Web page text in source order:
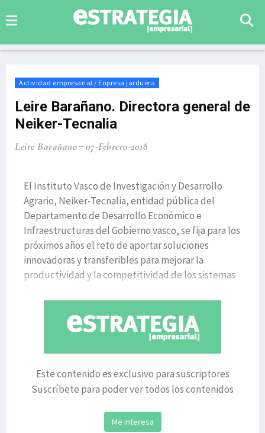
Actividad empresarial / Enpresa jarduera
Leire Barañano. Directora general de
Neiker-Tecnalia
Leire Barañano 07-Febrero-2018
El Instituto Vasco de Investigación y Desarrollo
Agrario, Neiker-Tecnalia, entidad pública del
Departamento de Desarrollo Económico e
Infraestructuras del Gobierno vasco, se fija para los
próximos años el reto de aportar soluciones
innovadoras y transferibles para mejorar la
productividad y la competitividad de los sistemas
Este contenido es exclusivo para suscriptores
Suscríbete para poder ver todos los contenidos
Me interesa